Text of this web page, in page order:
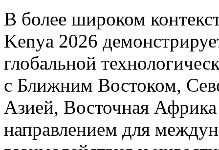
В более широком
Kenya 2026
глобальной
с Ближним Востоком,
Азией, Восточная
направлением для